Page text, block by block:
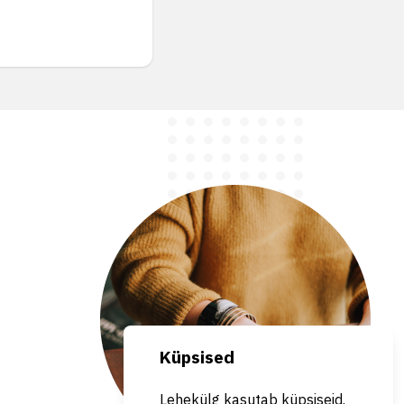
Küpsised
Lehekülg kasutab küpsiseid.